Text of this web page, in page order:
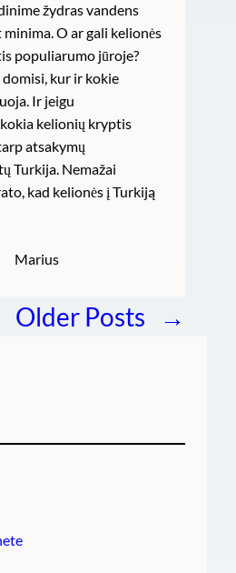
žydras vandens
O ar gali kelionės
populiarumo jūroje?
domisi, kur ir kokie
Ir jeigu
kelionių kryptis
atsakymų
Turkija. Nemažai
kad kelionės į Turkiją
Marius
Older Posts →